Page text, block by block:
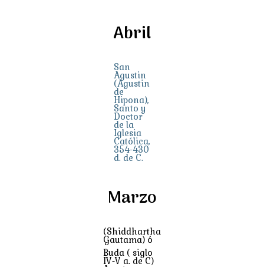
Abril
San
Agustin
(Agustin
de
Hipona),
Santo y
Doctor
de la
Iglesia
Católica,
354-430
d. de C.
Marzo
(Shiddhartha
Gautama) ó
Buda ( siglo
IV-V a. de C)